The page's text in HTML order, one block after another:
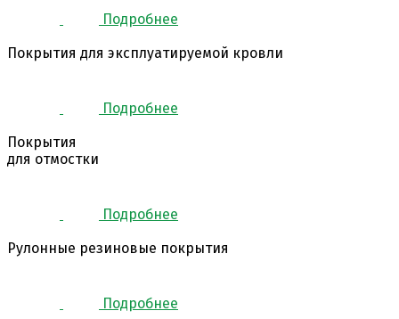
Подробнее
Покрытия для эксплуатируемой кровли
Подробнее
Покрытия
для отмостки
Подробнее
Рулонные резиновые покрытия
Подробнее